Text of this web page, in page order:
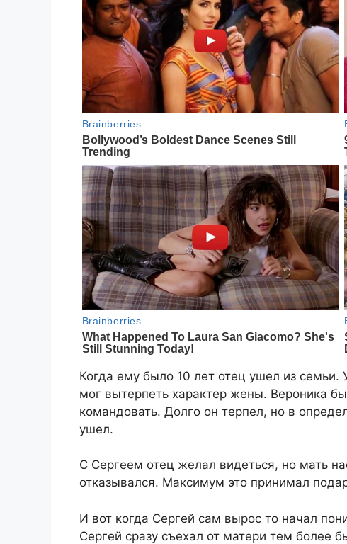
Когда ему было 10 лет отец ушел из
мог вытерпеть характер жены. Вероника
командовать. Долго он терпел, но в
ушел.
С Сергеем отец желал видеться, но мать
отказывался. Максимум это принимал
И вот когда Сергей сам вырос то начал
Сергей сразу съехал от матери тем более